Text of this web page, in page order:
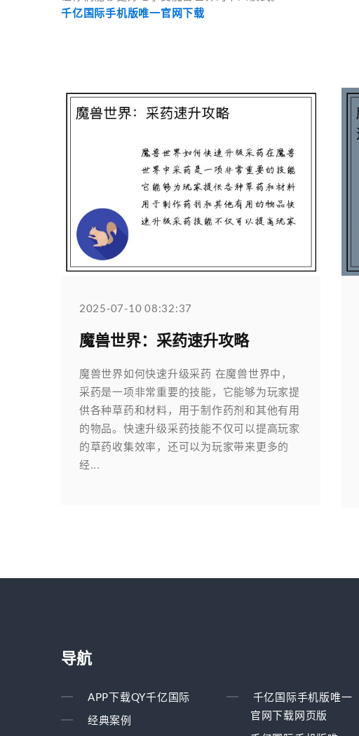
千亿国际手机版唯一官网下载
2025-07-10 08:32:37
魔兽世界：采药速升攻略
魔兽世界如何快速升级采药 在魔兽世界中，
采药是一项非常重要的技能，它能够为玩家提
供各种草药和材料，用于制作药剂和其他有用
的物品。快速升级采药技能不仅可以提高玩家
的草药收集效率，还可以为玩家带来更多的
经...
导航
APP下载QY千亿国际
经典案例
千亿国际手机版唯一
官网下载网页版